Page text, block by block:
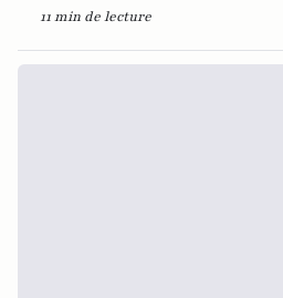
11 min de lecture